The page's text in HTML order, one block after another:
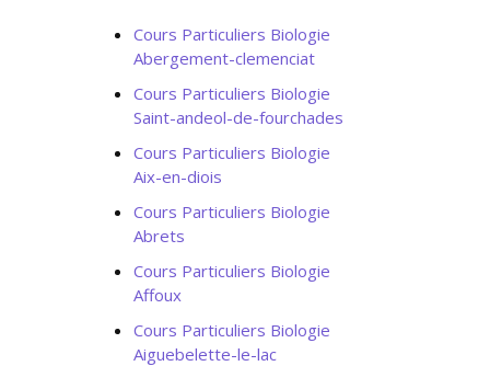
Cours Particuliers Biologie
Abergement-clemenciat
Cours Particuliers Biologie
Saint-andeol-de-fourchades
Cours Particuliers Biologie
Aix-en-diois
Cours Particuliers Biologie
Abrets
Cours Particuliers Biologie
Affoux
Cours Particuliers Biologie
Aiguebelette-le-lac